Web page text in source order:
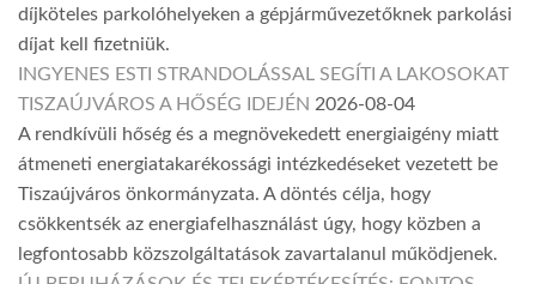
díjköteles parkolóhelyeken a gépjárművezetőknek parkolási
díjat kell fizetniük.
INGYENES ESTI STRANDOLÁSSAL SEGÍTI A LAKOSOKAT
TISZAÚJVÁROS A HŐSÉG IDEJÉN 2026-08-04
A rendkívüli hőség és a megnövekedett energiaigény miatt
átmeneti energiatakarékossági intézkedéseket vezetett be
Tiszaújváros önkormányzata. A döntés célja, hogy
csökkentsék az energiafelhasználást úgy, hogy közben a
legfontosabb közszolgáltatások zavartalanul működjenek.